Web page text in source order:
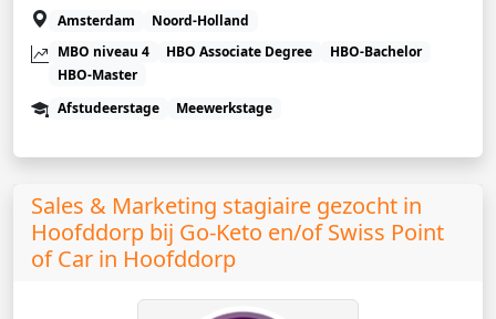
Amsterdam
Noord-Holland
MBO niveau 4
HBO Associate Degree
HBO-Bachelor
HBO-Master
Afstudeerstage
Meewerkstage
Sales & Marketing stagiaire gezocht in
Hoofddorp bij Go-Keto en/of Swiss Point
of Car in Hoofddorp